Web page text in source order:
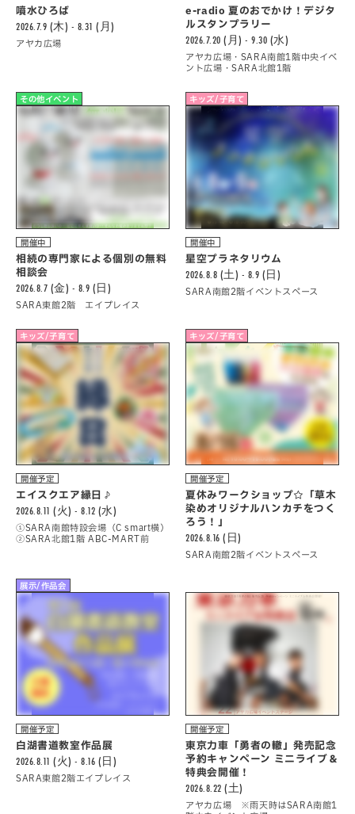
噴水ひろば
2026.7.9 (木) - 8.31 (月)
アヤカ広場
e-radio 夏のおでかけ！デジタ
ルスタンプラリー
2026.7.20 (月) - 9.30 (水)
アヤカ広場・SARA南館1階中央イベ
ント広場・SARA北館1階
その他イベント
開催中
相続の専門家による個別の無料
相談会
2026.8.7 (金) - 8.9 (日)
SARA東館2階 エイプレイス
キッズ/子育て
開催中
星空プラネタリウム
2026.8.8 (土) - 8.9 (日)
SARA南館2階イベントスペース
キッズ/子育て
開催予定
エイスクエア縁日♪
2026.8.11 (火) - 8.12 (水)
①SARA南館特設会場（C smart横）
②SARA北館1階 ABC-MART前
キッズ/子育て
開催予定
夏休みワークショップ☆「草木
染めオリジナルハンカチをつく
ろう！」
2026.8.16 (日)
SARA南館2階イベントスペース
展示/作品会
開催予定
白湖書道教室作品展
2026.8.11 (火) - 8.16 (日)
SARA東館2階エイプレイス
開催予定
東京力車「勇者の轍」発売記念
予約キャンペーン ミニライブ＆
特典会開催！
2026.8.22 (土)
アヤカ広場 ※雨天時はSARA南館1